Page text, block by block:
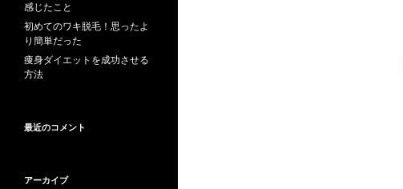
感じたこと
初めてのワキ脱毛！思ったよ
り簡単だった
痩身ダイエットを成功させる
方法
最近のコメント
アーカイブ